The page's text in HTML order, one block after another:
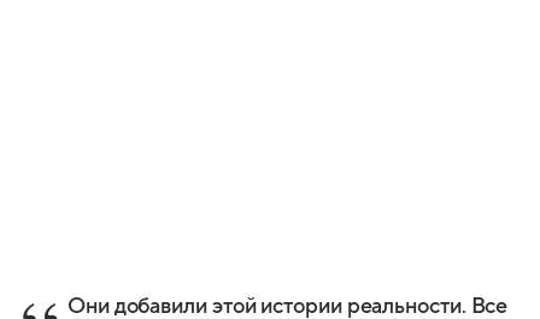
Они добавили этой истории реальности. Все